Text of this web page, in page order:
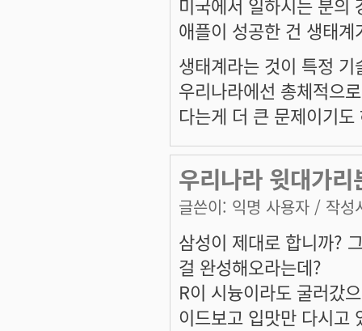
애플이 성공한 건 생태
생태계라는 것이 특정
우리나라에선 총체적으
다는게 더 큰 문제이기도
우리나라 윗대가
글쓴이: 익명 사용자 / 작성
삼성이 제대로 합니까?
걸 완성해오라는데?
R이 시늉이라도 굴러갔
이드보고 입맛만 다시고